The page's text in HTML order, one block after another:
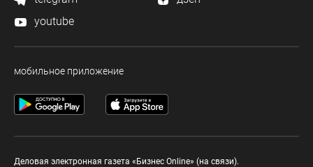
youtube
мобильное приложение
Деловая электронная газета «Бизнес Online» (на связи).